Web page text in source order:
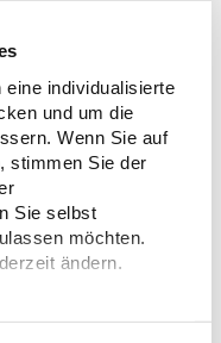
individualisierte
und um die
Wenn Sie auf
stimmen Sie der
Sie selbst
möchten.
ändern.
Modischer
Baumwolle In
280
/ 20%
/ 25% Polyester / 4%
Herst.-Nr.:
Richelle 161
23,60 € *
*